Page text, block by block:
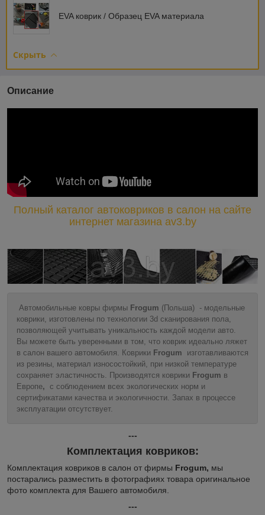
EVA коврик / Образец EVA материала
Скрыть
Описание
Полный каталог автоковриков в салон на сайте
интернет магазина av3.by
Автомобильные ковры фирмы Frogum (Польша) - модельные
коврики, изготовлены по технологии 3d сканирования пола,
позволяющей учитывать уникальность каждой модели авто.
Вы можете быть уверенными в том, что коврик идеально ляжет
в салон вашего автомобиля. Коврики Frogum изготавливаются
из резины, материал износостойкий, при низкой температуре
сохраняет эластичность. Производятся коврики Frogum в
Европе, с соблюдением всех экологических норм и
сертификатами качества и экологичности. Запах в процессе
эксплуатации отсутствует.
---
Комплектация ковриков:
Комплектация ковриков в салон от фирмы Frogum, мы
постарались разместить в фотографиях товара оригинальное
фото комплекта для Вашего автомобиля.
---